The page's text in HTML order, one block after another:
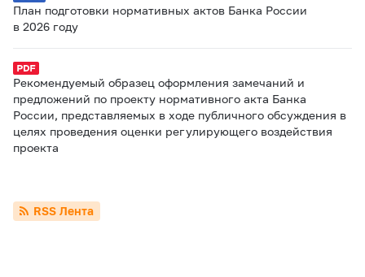
План подготовки нормативных актов Банка России
в 2026 году
Рекомендуемый образец оформления замечаний и
предложений по проекту нормативного акта Банка
России, представляемых в ходе публичного обсуждения в
целях проведения оценки регулирующего воздействия
проекта
RSS Лента